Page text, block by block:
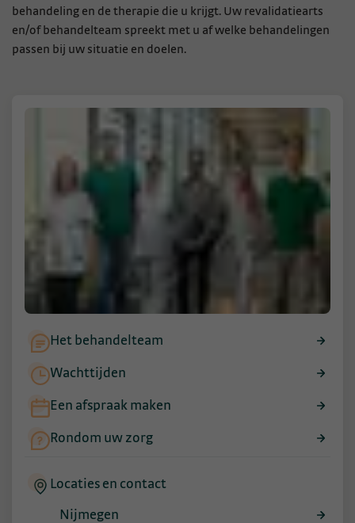
behandeling en de therapie die u krijgt. Uw revalidatiearts
en/of behandelteam spreekt met u af welke behandelingen
passen bij uw situatie en doelen.
Het behandelteam
Wachttijden
Een afspraak maken
Rondom uw zorg
Locaties en contact
Nijmegen